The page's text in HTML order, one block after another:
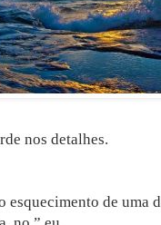
nos detalhes.
esquecimento de uma